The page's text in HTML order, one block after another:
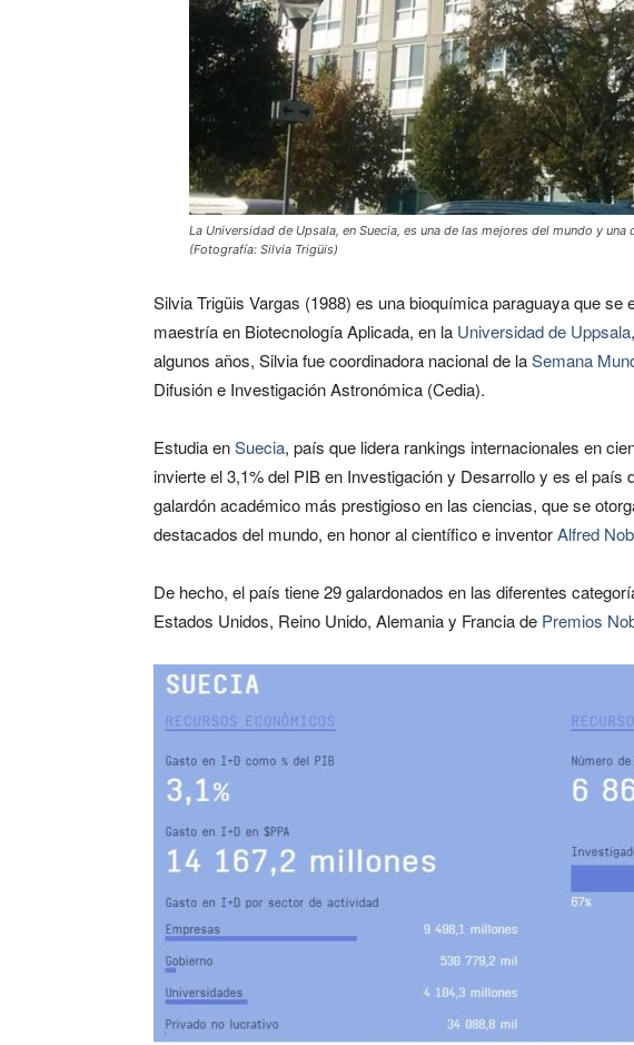
La Universidad de Upsala, en Suecia, es una de las mejores del mundo y
(Fotografía: Silvia Trigüis)
Silvia Trigüis Vargas (1988) es una bioquímica paraguaya que se
maestría en Biotecnología Aplicada, en la Universidad de Uppsala
algunos años, Silvia fue coordinadora nacional de laSemana
Difusión e Investigación Astronómica (Cedia).
Estudia enSuecia, país que lidera rankings internacionales en
invierte el 3,1% del PIB en Investigación y Desarrollo y es el país
galardón académico más prestigioso en las ciencias, que se
destacados del mundo, en honor al científico e inventorAlfred
De hecho, el país tiene 29 galardonados en las diferentes
Estados Unidos, Reino Unido, Alemania y Francia de Premios